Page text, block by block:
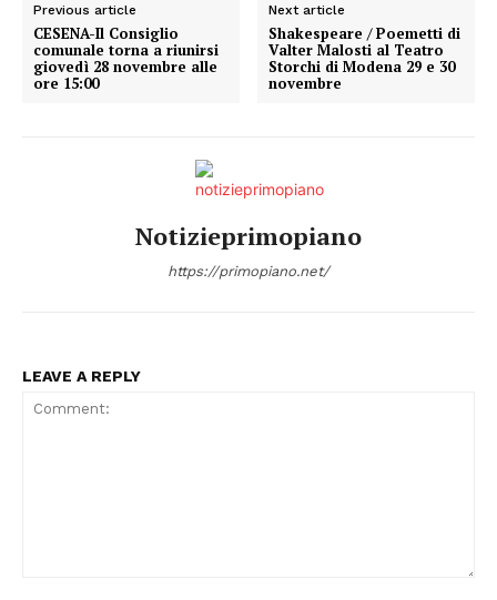
Previous article
CESENA-Il Consiglio
comunale torna a riunirsi
giovedì 28 novembre alle
ore 15:00
Next article
Shakespeare / Poemetti di
Valter Malosti al Teatro
Storchi di Modena 29 e 30
novembre
Notizieprimopiano
https://primopiano.net/
LEAVE A REPLY